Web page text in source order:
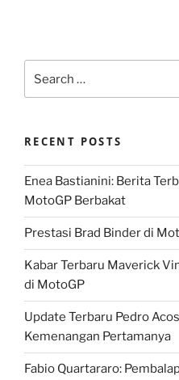
for:
RECENT POSTS
Enea Bastianini: Berita
MotoGP Berbakat
Prestasi Brad Binder di
Kabar Terbaru Maverick
di MotoGP
Update Terbaru Pedro
Kemenangan Pertamanya
Fabio Quartararo: